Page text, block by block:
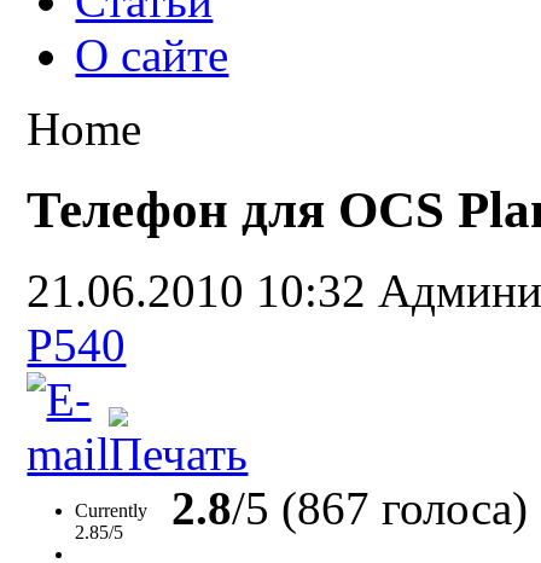
О сайте
Home
Телефон для OCS
21.06.2010 10:32
P540
Currently
2.85/5
2.8/5 (867 голоса)